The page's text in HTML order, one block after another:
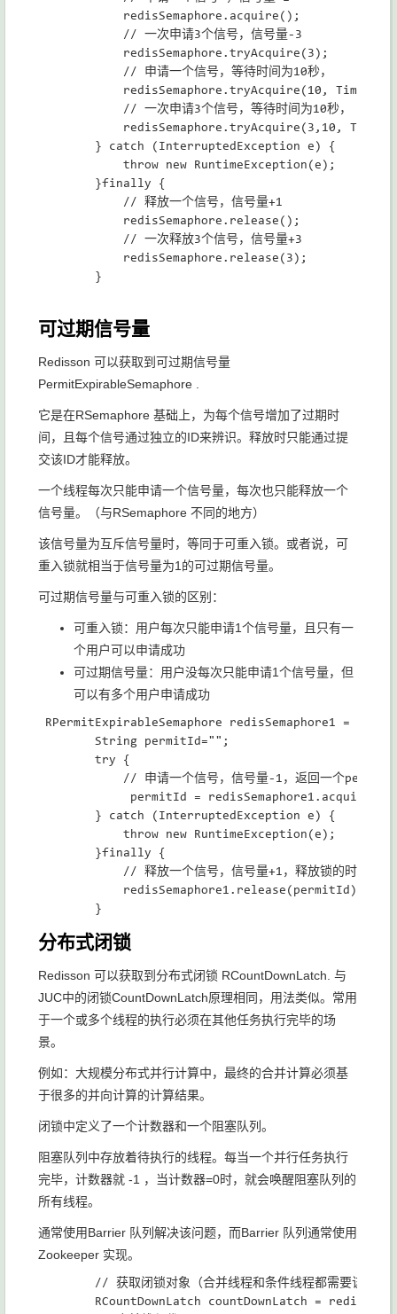
            redisSemaphore.acquire();
            // 一次申请3个信号，信号量-3
            redisSemaphore.tryAcquire(3);
            // 申请一个信号，等待时间为10秒，
redisSemaphore.tryAcquire(10,
            // 一次申请3个信号，等待时间为10秒，
redisSemaphore.tryAcquire(3,10,
        } catch (InterruptedException e) {
            throw new RuntimeException(e);
        }finally {
            // 释放一个信号，信号量+1
            redisSemaphore.release();
            // 一次释放3个信号，信号量+3
            redisSemaphore.release(3);
        }
可过期信号量
Redisson 可以获取到可过期信号量
PermitExpirableSemaphore .
它是在RSemaphore 基础上，为每个信号增加了过期时
间，且每个信号通过独立的ID来辨识。释放时只能通过提
交该ID才能释放。
一个线程每次只能申请一个信号量，每次也只能释放一个
信号量。（与RSemaphore 不同的地方）
该信号量为互斥信号量时，等同于可重入锁。或者说，可
重入锁就相当于信号量为1的可过期信号量。
可过期信号量与可重入锁的区别：
可重入锁：用户每次只能申请1个信号量，且只有一
个用户可以申请成功
可过期信号量：用户没每次只能申请1个信号量，但
可以有多个用户申请成功
RPermitExpirableSemaphore redisSemaphore1 =
        String permitId="";
        try {
// 申请一个信号，信号量-1，返回一个
             permitId = redisSemaphore1.acquire();
        } catch (InterruptedException e) {
            throw new RuntimeException(e);
        }finally {
// 释放一个信号，信号量+1，释放锁的时候需
            redisSemaphore1.release(permitId);
分布式闭锁
Redisson 可以获取到分布式闭锁 RCountDownLatch. 与
JUC中的闭锁CountDownLatch原理相同，用法类似。常用
于一个或多个线程的执行必须在其他任务执行完毕的场
景。
例如：大规模分布式并行计算中，最终的合并计算必须基
于很多的并向计算的计算结果。
闭锁中定义了一个计数器和一个阻塞队列。
阻塞队列中存放着待执行的线程。每当一个并行任务执行
完毕，计数器就 -1 ，当计数器=0时，就会唤醒阻塞队列的
所有线程。
通常使用Barrier 队列解决该问题，而Barrier 队列通常使用
Zookeeper 实现。
RCountDownLatch countDownLatch =